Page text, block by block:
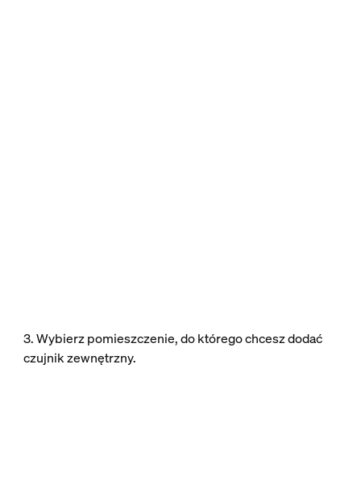
3. Wybierz pomieszczenie, do którego chcesz dodać
czujnik zewnętrzny.